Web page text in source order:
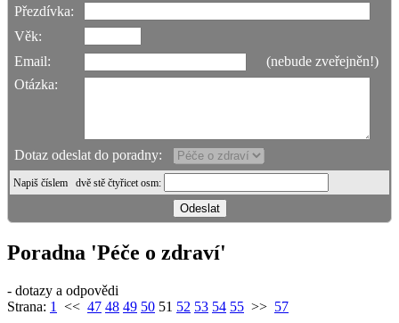
Přezdívka:
Věk:
Email:
(nebude zveřejněn!)
Otázka:
Dotaz odeslat do poradny:
Napiš číslem dvě stě čtyřicet osm:
Poradna 'Péče o zdraví'
- dotazy a odpovědi
Strana: 1 << 47 48 49 50 51 52 53 54 55 >> 57